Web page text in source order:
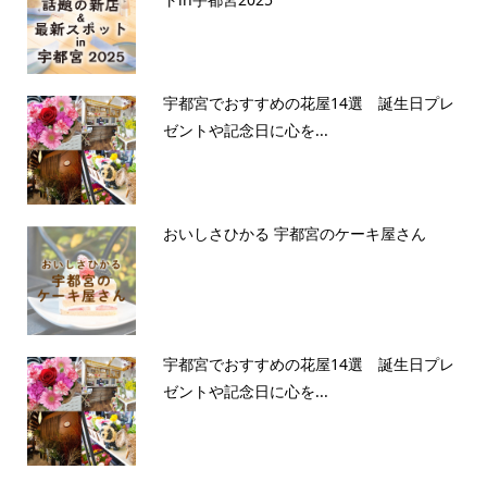
宇都宮でおすすめの花屋14選 誕生日プレ
ゼントや記念日に心を...
おいしさひかる 宇都宮のケーキ屋さん
宇都宮でおすすめの花屋14選 誕生日プレ
ゼントや記念日に心を...